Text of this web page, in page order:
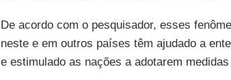
De acordo com o pesquisador, esses
neste e em outros países têm ajudado a
e estimulado as nações a adotarem